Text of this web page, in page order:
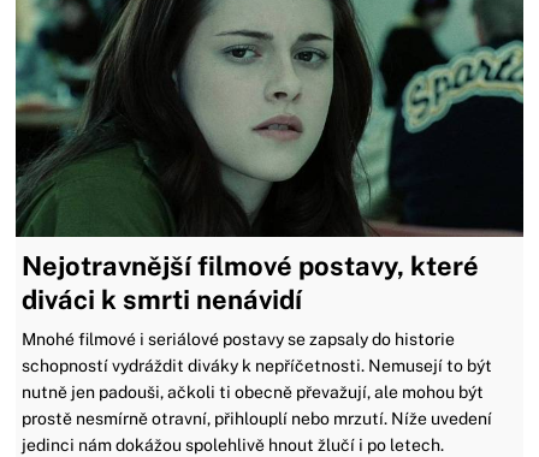
Nejotravnější filmové postavy, které
diváci k smrti nenávidí
Mnohé filmové i seriálové postavy se zapsaly do historie
schopností vydráždit diváky k nepříčetnosti. Nemusejí to být
nutně jen padouši, ačkoli ti obecně převažují, ale mohou být
prostě nesmírně otravní, přihlouplí nebo mrzutí. Níže uvedení
jedinci nám dokážou spolehlivě hnout žlučí i po letech.